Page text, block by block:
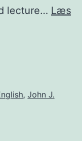
lecture… Læs
, John J.